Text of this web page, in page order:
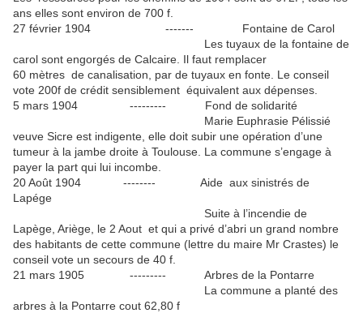
ans elles sont environ de 700 f.
27 février 1904 ------- Fontaine de Carol
Les tuyaux de la fontaine de
carol sont engorgés de Calcaire. Il faut remplacer
60 mètres de canalisation, par de tuyaux en fonte. Le conseil
vote 200f de crédit sensiblement équivalent aux dépenses.
5 mars 1904 --------- Fond de solidarité
Marie Euphrasie Pélissié
veuve Sicre est indigente, elle doit subir une opération d’une
tumeur à la jambe droite à Toulouse. La commune s’engage à
payer la part qui lui incombe.
20 Août 1904 -------- Aide aux sinistrés de
Lapége
Suite à l’incendie de
Lapège, Ariège, le 2 Aout et qui a privé d’abri un grand nombre
des habitants de cette commune (lettre du maire Mr Crastes) le
conseil vote un secours de 40 f.
21 mars 1905 --------- Arbres de la Pontarre
La commune a planté des
arbres à la Pontarre cout 62,80 f